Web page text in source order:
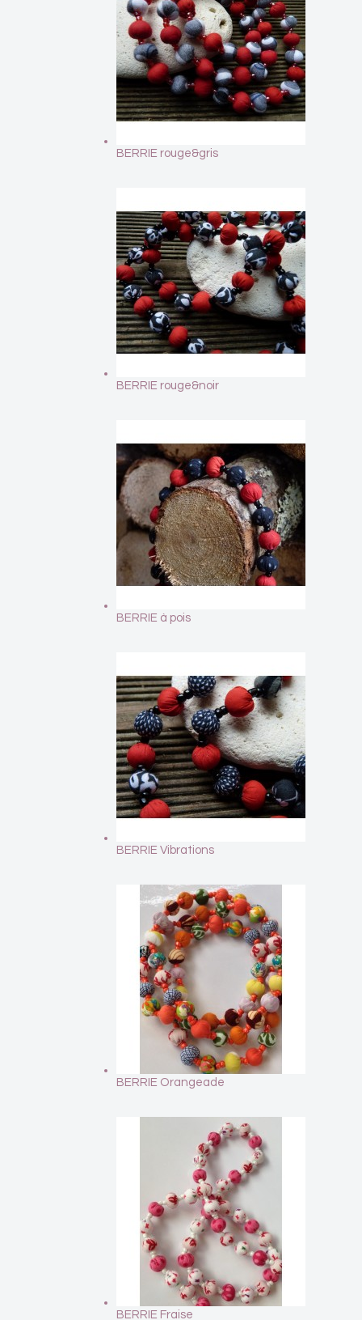
BERRIE rouge&gris
BERRIE rouge&noir
BERRIE à pois
BERRIE Vibrations
BERRIE Orangeade
BERRIE Fraise